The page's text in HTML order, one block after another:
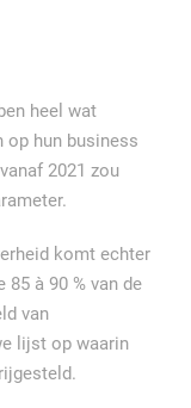
heel wat
op hun business
2021 zou
komt echter
à 90 % van de
van
lijst op waarin